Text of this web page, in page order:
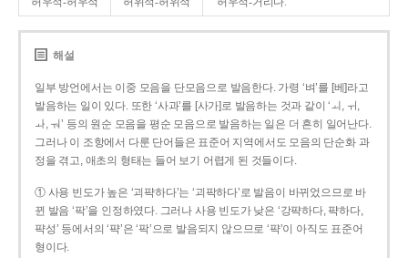
해설
일부 방언에서는 이중 모음을 단모음으로 발음한다. 가령 ‘벼’를 [베]라고
발음하는 일이 있다. 또한 ‘사과’를 [사가]로 발음하는 것과 같이 ‘ㅚ, ㅟ,
ㅘ, ㅝ’ 등의 원순 모음을 평순 모음으로 발음하는 일은 더 흔히 일어난다.
그러나 이 조항에서 다룬 단어들은 표준어 지역에서도 모음의 단순화 과
정을 겪고, 애초의 형태는 들어 보기 어렵게 된 것들이다.
① 사용 빈도가 높은 ‘괴퍅하다’는 ‘괴팍하다’로 발음이 바뀌었으므로 바
뀐 발음 ‘팍’을 인정하였다. 그러나 사용 빈도가 낮은 ‘강퍅하다, 퍅하다,
퍅성’ 등에서의 ‘퍅’은 ‘팍’으로 발음되지 않으므로 ‘퍅’이 아직도 표준어
형이다.